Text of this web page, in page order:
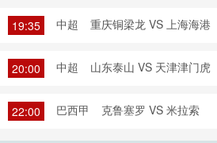
19:35 中超 重庆铜梁龙 VS 上海海港
20:00 中超 山东泰山 VS 天津津门虎
22:00 巴西甲 克鲁塞罗 VS 米拉索